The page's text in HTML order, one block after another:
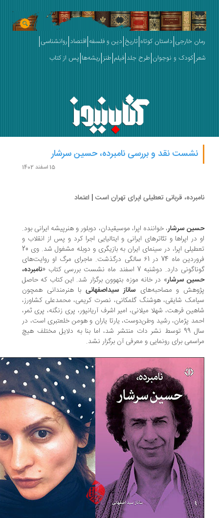
خارجی داستان کوتاه تاریخ دین و فلسفه اقتصاد روانشناسی
کودک و نوجوان طرح جلد فیلم طنز ریشه‌ها پس از کتاب
نشست نقد و بررسی نامبرده، حسین سرشار
قربانی تعطیلی اپرای تهران است | اعتماد
سرشار ، خواننده اپرا، موسیقیدان، دوبلور و هنرپیشه ایرانی بود.
در اپراها و تئاترهای ایرانی و ایتالیایی اجرا کرد و پس از انقلاب و
تعطیلی اپرا، در سینمای ایران به بازیگری و دوبله مشغول شد. وی 20
فروردین ماه 74 در ۶1 سالگی درگذشت. ماجرای مرگ او روایت‌های
دارد. دوشنبه 7 اسفند ماه نشست بررسی کتاب «
نامبرده،
سرشار » در خانه موزه بتهوون برگزار شد. این کتاب که حاصل
و مصاحبه‌هایساناز سیداصفهانیبا هنرمندانی همچون
شایقی، هوشنگ گلمکانی، نصرت کریمی، محمدعلی کشاورز،
فرهت، شهلا میلانی، امیر اشرف آریانپور، پری زنگنه، پری ثمر،
پژمان، رشید وطن‌دوست، یارتا یاران و هومن خلعتبری است، در
سال 99 توسط نشر دات منتشر شد، اما بنا به دلایل مختلف هیچ
برای رونمایی و معرفی آن برگزار نشد.